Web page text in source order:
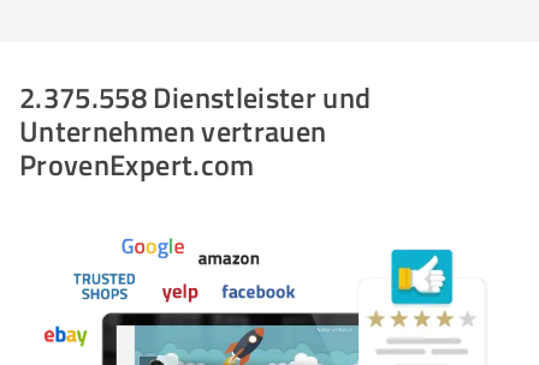
2.375.558 Dienstleister und
Unternehmen vertrauen
ProvenExpert.com